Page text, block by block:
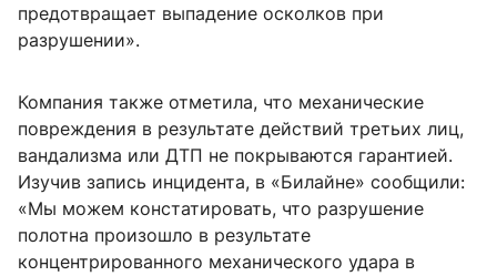
предотвращает выпадение осколков при
разрушении».
Компания также отметила, что механические
повреждения в результате действий третьих лиц,
вандализма или ДТП не покрываются гарантией.
Изучив запись инцидента, в «Билайне» сообщили:
«Мы можем констатировать, что разрушение
полотна произошло в результате
концентрированного механического удара в